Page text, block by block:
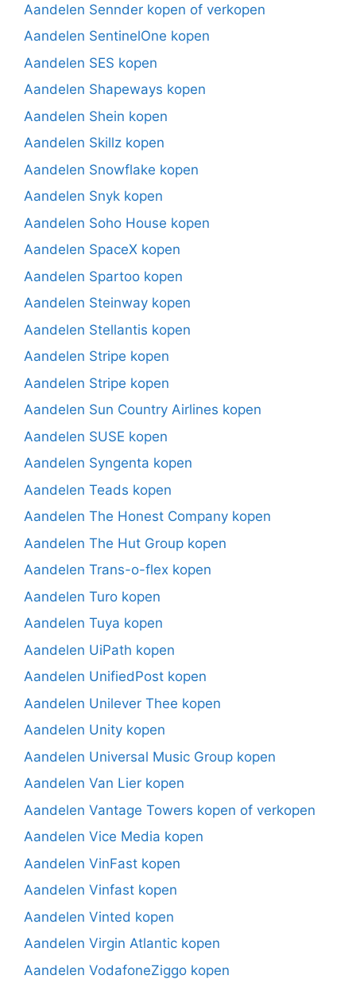
Aandelen Sennder kopen of verkopen
Aandelen SentinelOne kopen
Aandelen SES kopen
Aandelen Shapeways kopen
Aandelen Shein kopen
Aandelen Skillz kopen
Aandelen Snowflake kopen
Aandelen Snyk kopen
Aandelen Soho House kopen
Aandelen SpaceX kopen
Aandelen Spartoo kopen
Aandelen Steinway kopen
Aandelen Stellantis kopen
Aandelen Stripe kopen
Aandelen Stripe kopen
Aandelen Sun Country Airlines kopen
Aandelen SUSE kopen
Aandelen Syngenta kopen
Aandelen Teads kopen
Aandelen The Honest Company kopen
Aandelen The Hut Group kopen
Aandelen Trans-o-flex kopen
Aandelen Turo kopen
Aandelen Tuya kopen
Aandelen UiPath kopen
Aandelen UnifiedPost kopen
Aandelen Unilever Thee kopen
Aandelen Unity kopen
Aandelen Universal Music Group kopen
Aandelen Van Lier kopen
Aandelen Vantage Towers kopen of verkopen
Aandelen Vice Media kopen
Aandelen VinFast kopen
Aandelen Vinfast kopen
Aandelen Vinted kopen
Aandelen Virgin Atlantic kopen
Aandelen VodafoneZiggo kopen